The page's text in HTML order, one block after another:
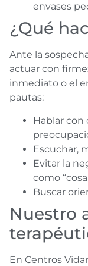
envases
¿Qué
Ante la
actuar con
inmediato o el
pautas:
Hablar con
Escuchar,
Evitar la
como
Buscar
Nuestro
En Centros